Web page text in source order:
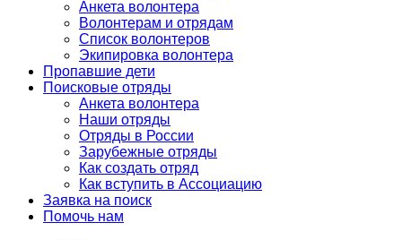
Анкета волонтера
Волонтерам и отрядам
Список волонтеров
Экипировка волонтера
Пропавшие дети
Поисковые отряды
Анкета волонтера
Наши отряды
Отряды в России
Зарубежные отряды
Как создать отряд
Как вступить в Ассоциацию
Заявка на поиск
Помочь нам